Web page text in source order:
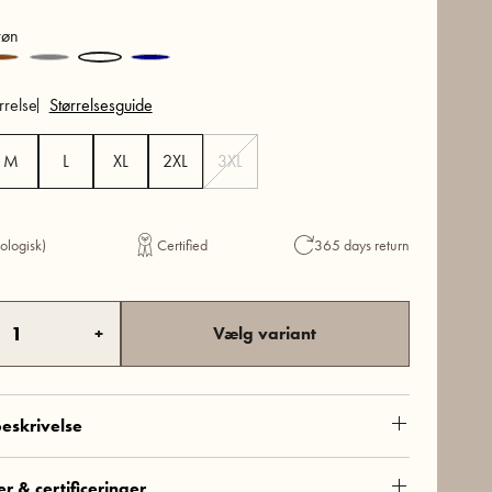
Størrelsesguide
M L XL 2XL 3XL
Certified 365 days return
+ Vælg variant
2-59